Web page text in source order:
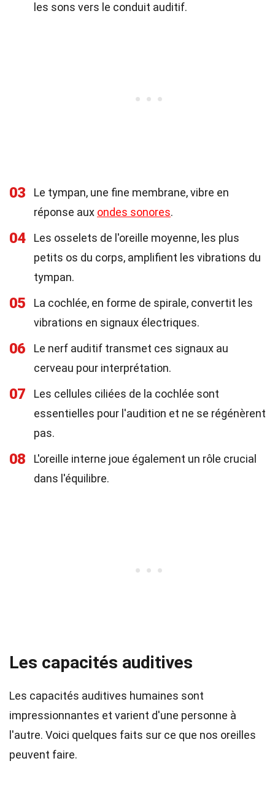
les sons vers le conduit auditif.
03
Le tympan, une fine membrane, vibre en
réponse aux ondes sonores.
04
Les osselets de l'oreille moyenne, les plus
petits os du corps, amplifient les vibrations du
tympan.
05
La cochlée, en forme de spirale, convertit les
vibrations en signaux électriques.
06
Le nerf auditif transmet ces signaux au
cerveau pour interprétation.
07
Les cellules ciliées de la cochlée sont
essentielles pour l'audition et ne se régénèrent
pas.
08
L'oreille interne joue également un rôle crucial
dans l'équilibre.
Les capacités auditives
Les capacités auditives humaines sont
impressionnantes et varient d'une personne à
l'autre. Voici quelques faits sur ce que nos oreilles
peuvent faire.